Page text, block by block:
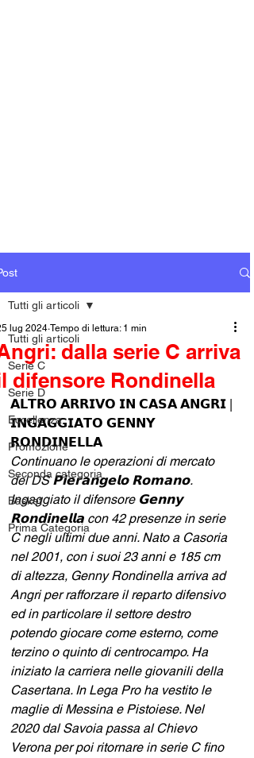
Tutti gli articoli
Serie C
Serie D
Eccellenza
Promozione
Seconda categoria
Basket
Prima Categoria
Tutti gli articoli
dalla serie C arriva
difensore Rondinella
lug 2024 Tempo di lettura: 1 min
𝗔𝗟𝗧𝗥𝗢 𝗔𝗥𝗥𝗜𝗩𝗢 𝗜𝗡 𝗖𝗔𝗦𝗔 𝗔𝗡𝗚𝗥𝗜 |
𝗜𝗡𝗚𝗔𝗚𝗚𝗜𝗔𝗧𝗢 𝗚𝗘𝗡𝗡𝗬
𝗥𝗢𝗡𝗗𝗜𝗡𝗘𝗟𝗟𝗔
Continuano le operazioni di mercato
del DS 𝗣𝗶𝗲𝗿𝗮𝗻𝗴𝗲𝗹𝗼 𝗥𝗼𝗺𝗮𝗻𝗼.
Ingaggiato il difensore 𝗚𝗲𝗻𝗻𝘆
𝗥𝗼𝗻𝗱𝗶𝗻𝗲𝗹𝗹𝗮 con 42 presenze in serie
C negli ultimi due anni. Nato a Casoria
nel 2001, con i suoi 23 anni e 185 cm
di altezza, Genny Rondinella arriva ad
Angri per rafforzare il reparto difensivo
ed in particolare il settore destro
potendo giocare come esterno, come
terzino o quinto di centrocampo. Ha
iniziato la carriera nelle giovanili della
Casertana. In Lega Pro ha vestito le
maglie di Messina e Pistoiese. Nel
2020 dal Savoia passa al Chievo
Verona per poi ritornare in serie C fino